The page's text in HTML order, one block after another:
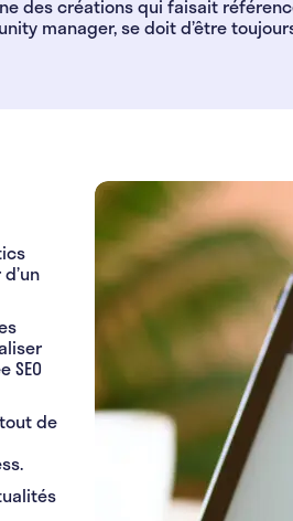
des créations qui faisait
manager, se doit d’être
de